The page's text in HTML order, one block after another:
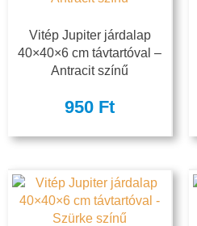
Vitép Jupiter járdalap
40×40×6 cm távtartóval –
Antracit színű
950 Ft